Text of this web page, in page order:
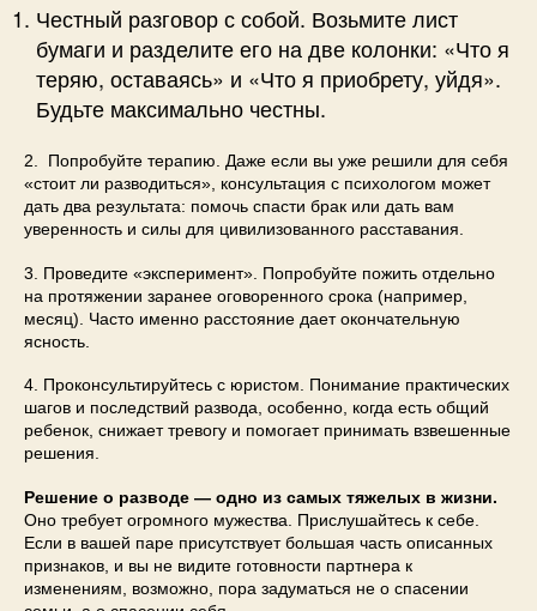
Честный разговор с собой. Возьмите лист
бумаги и разделите его на две колонки: «Что я
теряю, оставаясь» и «Что я приобрету, уйдя».
Будьте максимально честны.
2. Попробуйте терапию. Даже если вы уже решили для себя
«стоит ли разводиться», консультация с психологом может
дать два результата: помочь спасти брак или дать вам
уверенность и силы для цивилизованного расставания.
3. Проведите «эксперимент». Попробуйте пожить отдельно
на протяжении заранее оговоренного срока (например,
месяц). Часто именно расстояние дает окончательную
ясность.
4. Проконсультируйтесь с юристом. Понимание практических
шагов и последствий развода, особенно, когда есть общий
ребенок, снижает тревогу и помогает принимать взвешенные
решения.
Решение о разводе — одно из самых тяжелых в жизни.
Оно требует огромного мужества. Прислушайтесь к себе.
Если в вашей паре присутствует большая часть описанных
признаков, и вы не видите готовности партнера к
изменениям, возможно, пора задуматься не о спасении